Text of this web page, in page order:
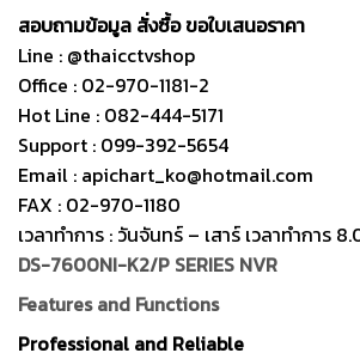
สอบถามข้อมูล สั่งซื้อ ขอใบเสนอราคา
Line : @thaicctvshop
Office : 02-970-1181-2
Hot Line : 082-444-5171
Support : 099-392-5654
Email : apichart_ko@hotmail.com
FAX : 02-970-1180
เวลาทำการ : วันจันทร์ – เสาร์ เวลาทำการ
DS-7600NI-K2/P SERIES NVR
Features and Functions
Professional and Reliable